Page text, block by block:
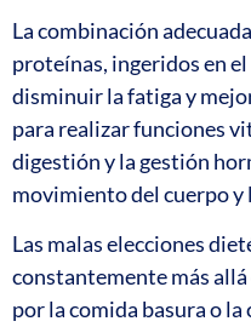
La combinación
proteínas, ingeridos en
disminuir la fatiga y
para realizar funciones
digestión y la gestión
movimiento del cuerpo y
Las malas elecciones
constantemente más
por la comida basura o